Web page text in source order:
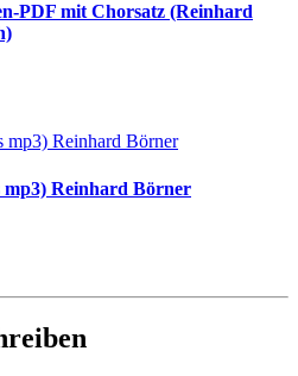
PDF mit Chorsatz (Reinhard
mp3) Reinhard Börner